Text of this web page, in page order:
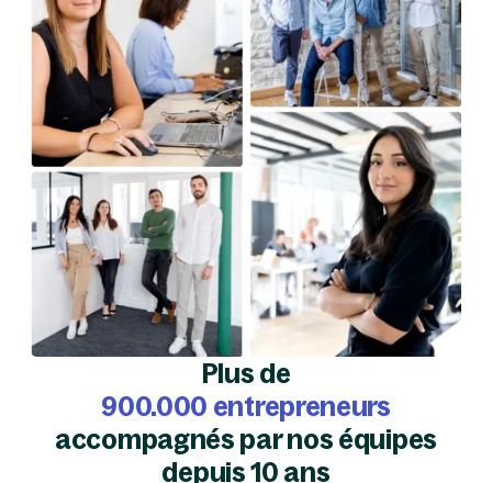
Plus de
900.000 entrepreneurs
accompagnés par nos équipes
depuis 10 ans